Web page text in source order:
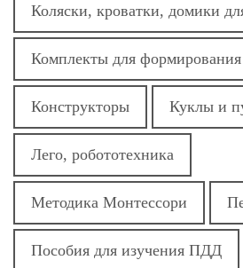
Коляски, кроватки, домики
Комплекты для
Конструкторы Куклы и
Лего, робототехника
Методика Монтессори
Пособия для изучения ПДД